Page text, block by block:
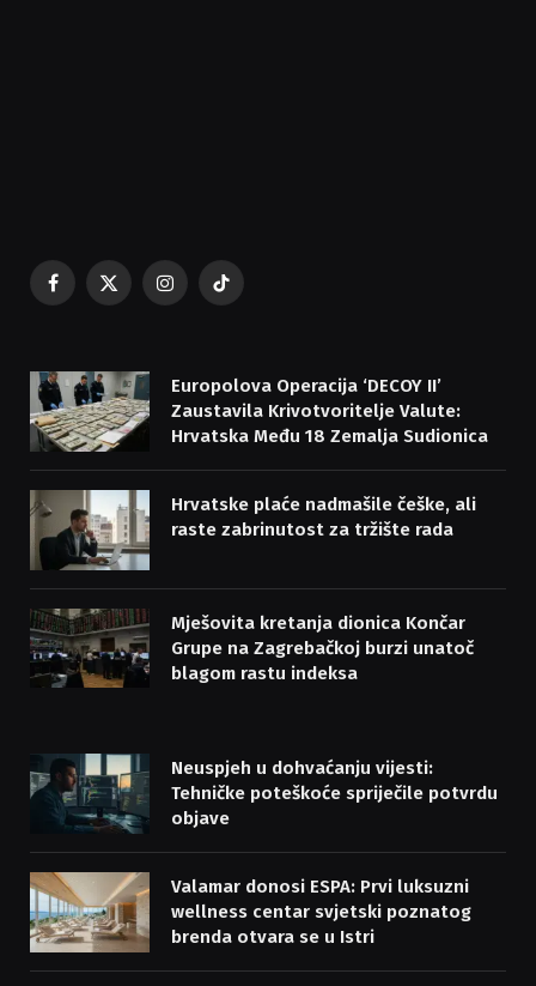
Facebook
X
Instagram
TikTok
Europolova Operacija ‘DECOY II’
Zaustavila Krivotvoritelje Valute:
Hrvatska Među 18 Zemalja Sudionica
Hrvatske plaće nadmašile češke, ali
raste zabrinutost za tržište rada
Mješovita kretanja dionica Končar
Grupe na Zagrebačkoj burzi unatoč
blagom rastu indeksa
Neuspjeh u dohvaćanju vijesti:
Tehničke poteškoće spriječile potvrdu
objave
Valamar donosi ESPA: Prvi luksuzni
wellness centar svjetski poznatog
brenda otvara se u Istri